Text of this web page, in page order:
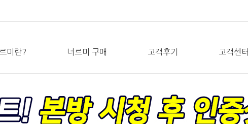
미란? 너르미 구매 고객후기 고객센터